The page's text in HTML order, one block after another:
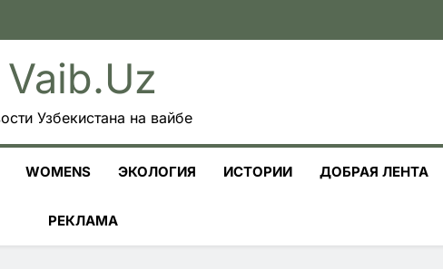
Vaib.uz
Узбекистана на вайбе
WOMENS ЭКОЛОГИЯ ИСТОРИИ ДОБРАЯ ЛЕНТА
РЕКЛАМА